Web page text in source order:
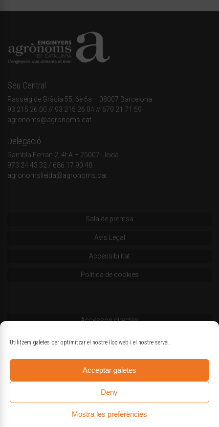
Utilitzem galetes per optimitzar el nostre lloc web i el nostre servei.
Acceptar galetes
Deny
Mostra les preferències
Seu Central
Passeig de Gràcia 55, 6è 6a – 08007 Barcelona
93 215 26 00 // 93 215 26 04 // 679 21 71 59
agronoms@agronoms.cat
Delegació
Rambla Ferran 2, 4t A – 25007 Lleida
973 24 43 32 / 686 17 90 48
agronomslleida@agronoms.cat
Sala de premsa
Avís Legal
Accessibilitat
Política de cookies
Accessos directes
Codi deontològic
Estatuts
Logotips oficials